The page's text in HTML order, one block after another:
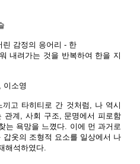
린 감정의 응어리 - 한
내려가는 것을 반복하여 한을 지
이소영
고 타히티로 간 것처럼, 나 역시
관계, 사회 구조, 문명에서 피로함
는 욕망을 느꼈다. 이에 먼 과거로
옷의 조형적 요소를 일상에서 나
해석하였다.